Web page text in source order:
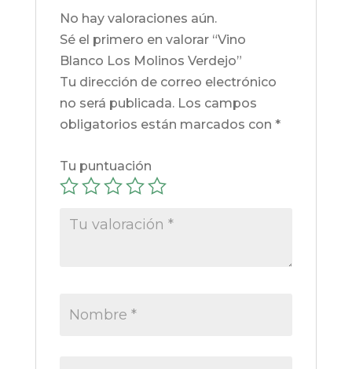
No hay valoraciones aún.
Sé el primero en valorar “Vino
Blanco Los Molinos Verdejo”
Tu dirección de correo electrónico
no será publicada. Los campos
obligatorios están marcados con *
Tu puntuación